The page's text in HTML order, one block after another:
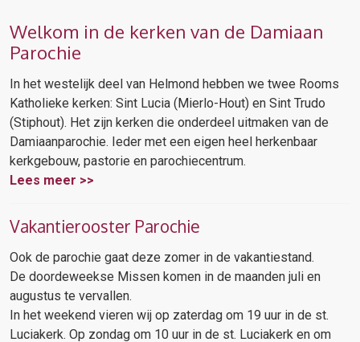
Welkom in de kerken van de Damiaan
Parochie
In het westelijk deel van Helmond hebben we twee Rooms
Katholieke kerken: Sint Lucia (Mierlo-Hout) en Sint Trudo
(Stiphout). Het zijn kerken die onderdeel uitmaken van de
Damiaanparochie. Ieder met een eigen heel herkenbaar
kerkgebouw, pastorie en parochiecentrum.
Lees meer >>
Vakantierooster Parochie
Ook de parochie gaat deze zomer in de vakantiestand.
De doordeweekse Missen komen in de maanden juli en
augustus te vervallen.
In het weekend vieren wij op zaterdag om 19 uur in de st.
Luciakerk. Op zondag om 10 uur in de st. Luciakerk en om